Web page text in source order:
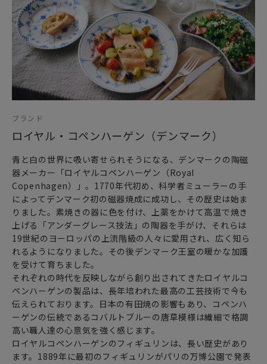
■コーディネートの自由度：同シリーズの「ブルーエレメン
ツ」や
伝統的な「ブルーフルーテッド」シリーズとの組み合わせも
楽しめ
テーブルコーディネートの幅がますます広がります。
■ギフトにも最適
結婚祝い、引き出物、内祝いなどの贈り物としても喜ばれる
上質なアイテムです。
ブランド
ロイヤル・コペンハーゲン（デンマーク）
青と白の世界に吸い寄せられそうになる、デンマークの陶磁
器メーカー「ロイヤルコペンハーゲン（Royal
Copenhagen）」。1770年代初め、科学者ミューラーの手
によってデンマーク初の磁器焼成に成功し、その歴史は始ま
りました。素焼きの器に色を付け、上薬をかけて高温で焼き
上げる「アンダーグレース技法」の陶器を手がけ、それらは
19世紀のヨーロッパの上流階級の人々に愛用され、広く知ら
れるようになりました。その後デンマーク王室の暖かな加護
を受けて育ちました。
それぞれの時代を反映しながら創り出されてきたロイヤルコ
ペンハーゲンの製品は、長年培われた最高の工芸技術で今も
伝えられております。日本の有田焼の影響もあり、コペンハ
ーゲンの伝統であるコバルトブルーの唐草模様は繊細で格調
高い職人達の心意気を強く感じます。
ロイヤルコペンハーゲンのフィギュリンは、長い歴史があり
ます。1889年に最初のフィギュリンがパリの万博公園で発表